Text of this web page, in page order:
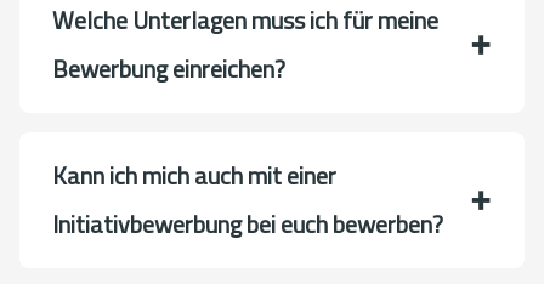
Welche Unterlagen muss ich für meine
Bewerbung einreichen?
Kann ich mich auch mit einer
Initiativbewerbung bei euch bewerben?